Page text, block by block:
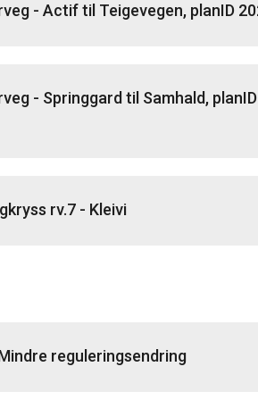
- Actif til Teigevegen, planID
- Springgard til Samhald, planID
rv.7 - Kleivi
reguleringsendring